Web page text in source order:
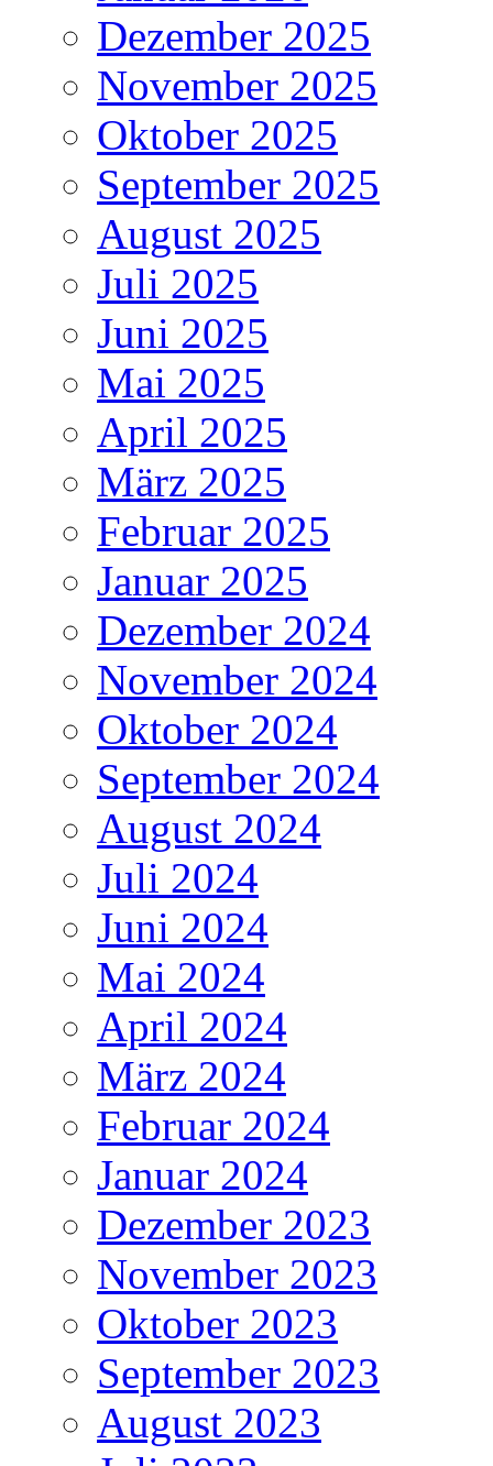
Dezember 2025
November 2025
Oktober 2025
September 2025
August 2025
Juli 2025
Juni 2025
Mai 2025
April 2025
März 2025
Februar 2025
Januar 2025
Dezember 2024
November 2024
Oktober 2024
September 2024
August 2024
Juli 2024
Juni 2024
Mai 2024
April 2024
März 2024
Februar 2024
Januar 2024
Dezember 2023
November 2023
Oktober 2023
September 2023
August 2023